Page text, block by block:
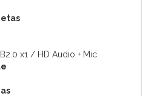
x1 / HD Audio + Mic